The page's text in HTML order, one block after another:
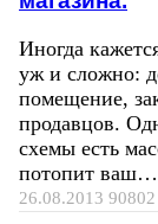
Иногда
уж и сложно:
помещение,
продавцов.
схемы есть
потопит ваш…
26.08.2013 90802